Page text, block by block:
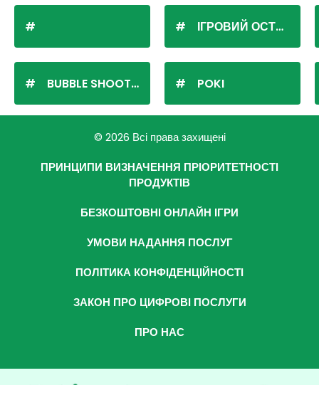
BUBBLE SHOOTER
ІГРОВИЙ ОСТРІВ
POKI
© 2026 Всі права захищені
ПРИНЦИПИ ВИЗНАЧЕННЯ ПРІОРИТЕТНОСТІ
ПРОДУКТІВ
БЕЗКОШТОВНІ ОНЛАЙН ІГРИ
УМОВИ НАДАННЯ ПОСЛУГ
ПОЛІТИКА КОНФІДЕНЦІЙНОСТІ
ЗАКОН ПРО ЦИФРОВІ ПОСЛУГИ
ПРО НАС